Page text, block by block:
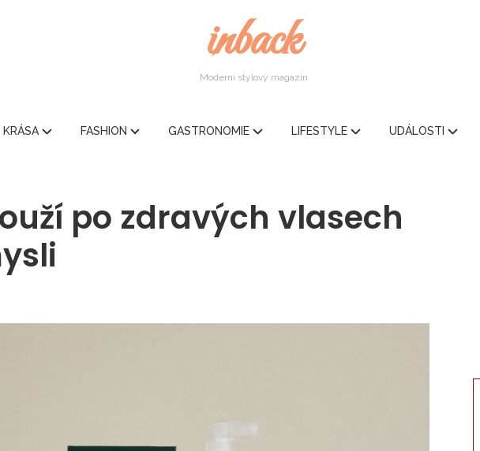
inback
Moderní stylový magazín
KRÁSA FASHION GASTRONOMIE LIFESTYLE UDÁLOSTI
po zdravých vlasech